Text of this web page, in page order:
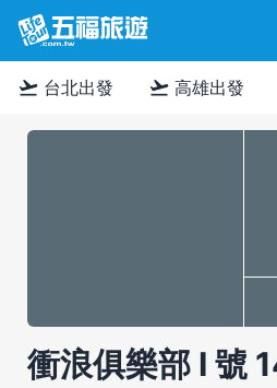
flight_takeoff 台北出發 flight_takeoff 高雄出發
衝浪俱樂部 I 號